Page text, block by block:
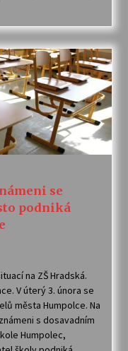
se
podniká
na ZŠ Hradská.
V úterý 3. února se
města Humpolce. Na
s dosavadním
Humpolec,